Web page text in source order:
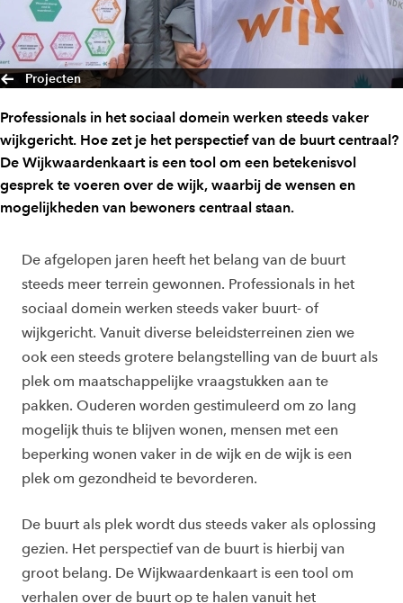
Projecten
Professionals in het sociaal domein werken steeds vaker
wijkgericht. Hoe zet je het perspectief van de buurt centraal?
De Wijkwaardenkaart is een tool om een betekenisvol
gesprek te voeren over de wijk, waarbij de wensen en
mogelijkheden van bewoners centraal staan.
De afgelopen jaren heeft het belang van de buurt
steeds meer terrein gewonnen. Professionals in het
sociaal domein werken steeds vaker buurt- of
wijkgericht. Vanuit diverse beleidsterreinen zien we
ook een steeds grotere belangstelling van de buurt als
plek om maatschappelijke vraagstukken aan te
pakken. Ouderen worden gestimuleerd om zo lang
mogelijk thuis te blijven wonen, mensen met een
beperking wonen vaker in de wijk en de wijk is een
plek om gezondheid te bevorderen.
De buurt als plek wordt dus steeds vaker als oplossing
gezien. Het perspectief van de buurt is hierbij van
groot belang. De Wijkwaardenkaart is een tool om
verhalen over de buurt op te halen vanuit het